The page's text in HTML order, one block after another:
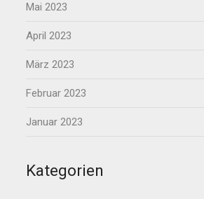
Mai 2023
April 2023
März 2023
Februar 2023
Januar 2023
Kategorien